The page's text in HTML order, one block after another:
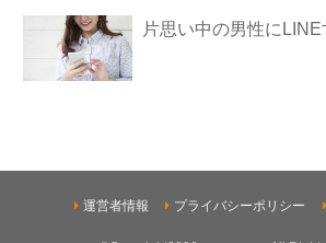
片思い中の男性に
運営者情報 プライバシーポリシー